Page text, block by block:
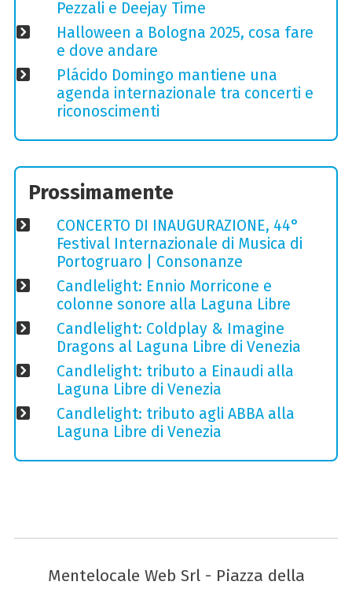
Pezzali e Deejay Time
Halloween a Bologna 2025, cosa fare
e dove andare
Plácido Domingo mantiene una
agenda internazionale tra concerti e
riconoscimenti
Prossimamente
CONCERTO DI INAUGURAZIONE, 44°
Festival Internazionale di Musica di
Portogruaro | Consonanze
Candlelight: Ennio Morricone e
colonne sonore alla Laguna Libre
Candlelight: Coldplay & Imagine
Dragons al Laguna Libre di Venezia
Candlelight: tributo a Einaudi alla
Laguna Libre di Venezia
Candlelight: tributo agli ABBA alla
Laguna Libre di Venezia
Mentelocale Web Srl - Piazza della